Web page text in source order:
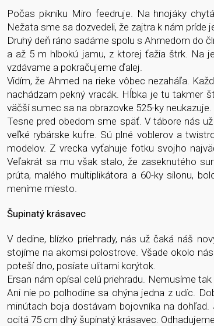
Počas pikniku Miro feedruje. Na hnojáky
Nežata sme sa dozvedeli, že zajtra k nám
Druhý deň ráno sadáme spolu s Ahmedom do
a až 5 m hlbokú jamu, z ktorej ťažia štrk. Na
vzdávame a pokračujeme ďalej.
Vidím, že Ahmed na rieke vôbec nezaháľa.
nachádzam pekný vracák. Hĺbka je tu takmer
väčší sumec sa na obrazovke 525-ky neukazuje.
Tesne pred obedom sme späť. V tábore nás
veľké rybárske kufre. Sú plné voblerov a
modelov. Z vrecka vyťahuje fotku svojho
Veľakrát sa mu však stalo, že zaseknutého
prúta, malého multiplikátora a 60-ky silonu,
meníme miesto.
Šupinatý krásavec
V dedine, blízko priehrady, nás už čaká náš
stojíme na akomsi polostrove. Všade okolo
poteší dno, posiate ulitami korýtok.
Ersan nám opísal celú priehradu. Nemusíme
Ani nie po polhodine sa ohýna jedna z udíc.
minútach boja dostávam bojovníka na
ocitá 75 cm dlhý šupinatý krásavec.